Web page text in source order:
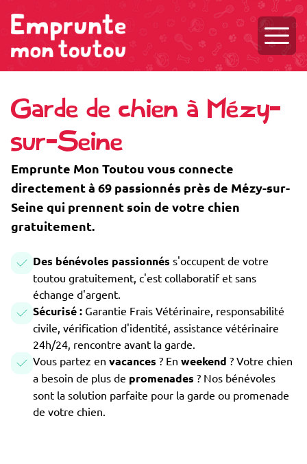
Garde de chien à Mézy-
sur-Seine
Emprunte Mon Toutou vous connecte
directement à 69 passionnés près de Mézy-sur-
Seine qui prennent soin de votre chien
gratuitement.
Des bénévoles passionnés s'occupent de votre
toutou gratuitement, c'est collaboratif et sans
échange d'argent.
Sécurisé : Garantie Frais Vétérinaire, responsabilité
civile, vérification d'identité, assistance vétérinaire
24h/24, rencontre avant la garde.
Vous partez en vacances ? En weekend ? Votre chien
a besoin de plus de promenades ? Nos bénévoles
sont la solution parfaite pour la garde ou promenade
de votre chien.